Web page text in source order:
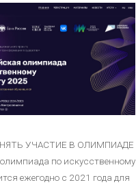
УЧАСТИЕ В ОЛИМПИАДЕ
по искусственному
ежегодно с 2021 года для